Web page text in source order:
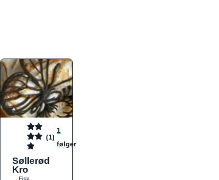
(1)
1
følger
Søllerød
Kro